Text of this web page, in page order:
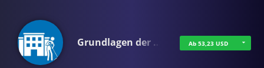
Grundlagen der … Ab 53,23 USD